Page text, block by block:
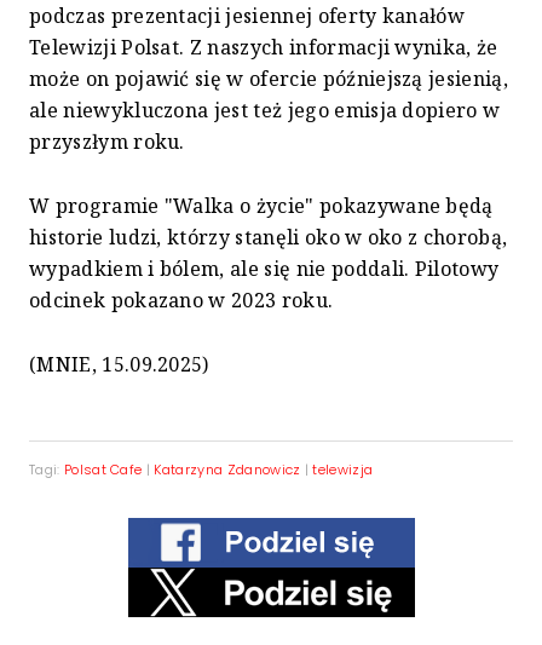
podczas prezentacji jesiennej oferty kanałów
Telewizji Polsat. Z naszych informacji wynika, że
może on pojawić się w ofercie późniejszą jesienią,
ale niewykluczona jest też jego emisja dopiero w
przyszłym roku.
W programie "Walka o życie" pokazywane będą
historie ludzi, którzy stanęli oko w oko z chorobą,
wypadkiem i bólem, ale się nie poddali. Pilotowy
odcinek pokazano w 2023 roku.
(MNIE, 15.09.2025)
Tagi: Polsat Cafe | Katarzyna Zdanowicz |telewizja